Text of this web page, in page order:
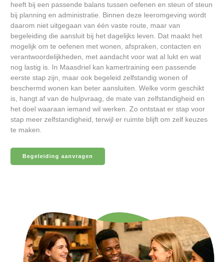
heeft bij een passende balans tussen oefenen en steun of steun
bij planning en administratie. Binnen deze leeromgeving wordt
daarom niet uitgegaan van één vaste route, maar van
begeleiding die aansluit bij het dagelijks leven. Dat maakt het
mogelijk om te oefenen met wonen, afspraken, contacten en
verantwoordelijkheden, met aandacht voor wat al lukt en wat
nog lastig is. In Maasdriel kan kamertraining een passende
eerste stap zijn, maar ook begeleid zelfstandig wonen of
beschermd wonen kan beter aansluiten. Welke vorm geschikt
is, hangt af van de hulpvraag, de mate van zelfstandigheid en
het doel waaraan iemand wil werken. Zo ontstaat er stap voor
stap meer zelfstandigheid, terwijl er ruimte blijft om zelf keuzes
te maken.
Begeleiding aanvragen